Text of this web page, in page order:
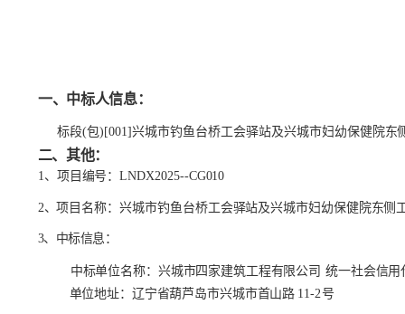
一、中标人信息：
标段(包)[001]兴城市钓鱼台桥工会驿站及兴城市妇幼保健院东
二、其他：
1、项目编号：LNDX2025--CG010
2、项目名称：兴城市钓鱼台桥工会驿站及兴城市妇 幼保健院东侧
3、中标信息：
中标单位名称：兴城市四家建筑工程有限公司 统一社会信用
单位地址：辽宁省葫芦岛市兴城市首山路 11-2号